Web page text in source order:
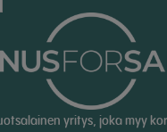
yritys, joka myy